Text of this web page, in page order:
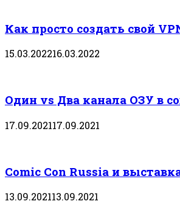
Как просто создать свой
15.03.202216.03.2022
Один vs Два канала ОЗУ в
17.09.202117.09.2021
Comic Con Russia и
13.09.202113.09.2021